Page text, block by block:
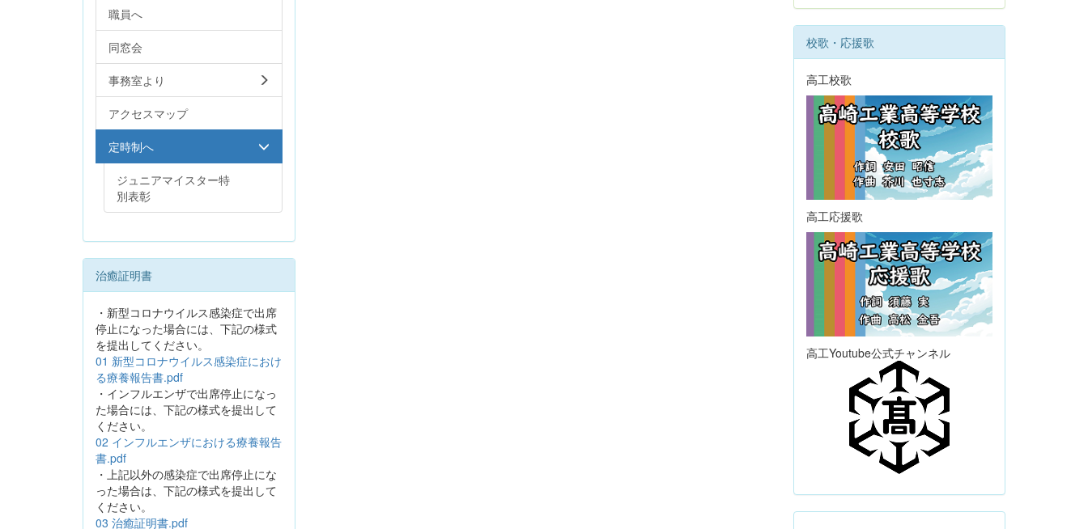
職員へ
同窓会
事務室より
アクセスマップ
定時制へ
ジュニアマイスター特
別表彰
治癒証明書
・新型コロナウイルス感染症で出席
停止になった場合には、下記の様式
を提出してください。
01 新型コロナウイルス感染症におけ
る療養報告書.pdf
・インフルエンザで出席停止になっ
た場合には、下記の様式を提出して
ください。
02 インフルエンザにおける療養報告
書.pdf
・上記以外の感染症で出席停止にな
った場合は、下記の様式を提出して
ください。
03 治癒証明書.pdf
校歌・応援歌
高工校歌
高工応援歌
高工Youtube公式チャンネル